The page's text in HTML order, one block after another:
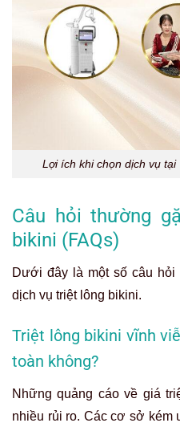
Lợi ích khi chọn dịch vụ
Câu hỏi thường
bikini (FAQs)
Dưới đây là một số câu
dịch vụ triệt lông bikini.
Triệt lông bikini vĩnh
toàn không?
Những quảng cáo về giá
nhiều rủi ro. Các cơ sở kém